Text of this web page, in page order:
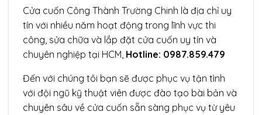
Cửa cuốn Công Thành Trường Chinh là địa chỉ uy
tín với nhiều năm hoạt động trong lĩnh vực thi
công, sửa chữa và lắp đặt cửa cuốn uy tín và
chuyên nghiệp tại HCM, Hotline: 0987.859.479
Đến với chúng tôi bạn sẽ được phục vụ tận tình
với đội ngũ kỹ thuật viên được đào tạo bài bản và
chuyên sâu về cửa cuốn sẵn sàng phục vụ từ yêu